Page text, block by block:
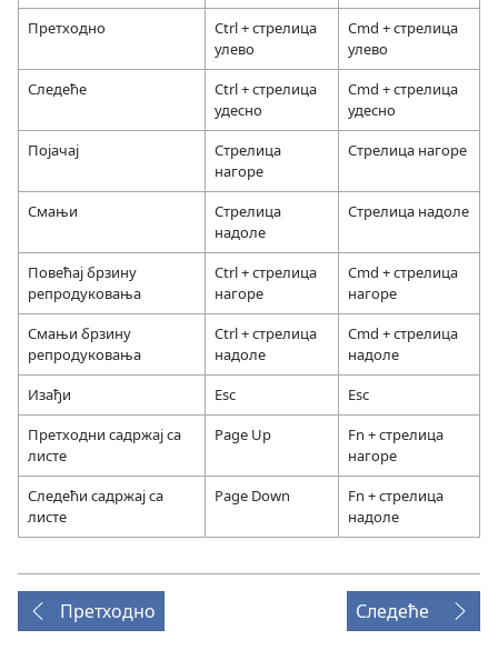
Претходно
Ctrl + стрелица
улево
Cmd + стрелица
улево
Следеће
Ctrl + стрелица
удесно
Cmd + стрелица
удесно
Појачај
Стрелица
нагоре
Стрелица нагоре
Смањи
Стрелица
надоле
Стрелица надоле
Повећај брзину
репродуковања
Ctrl + стрелица
нагоре
Cmd + стрелица
нагоре
Смањи брзину
репродуковања
Ctrl + стрелица
надоле
Cmd + стрелица
надоле
Изађи
Esc
Esc
Претходни садржај са
листе
Page Up
Fn + стрелица
нагоре
Следећи садржај са
листе
Page Down
Fn + стрелица
надоле
Претходно Следеће